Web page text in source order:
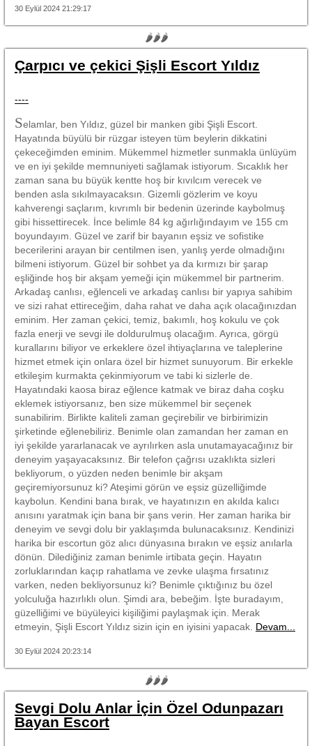
30 Eylül 2024 21:29:17
🌶🌶🌶
Çarpıcı ve çekici Şişli Escort Yıldız
----
Selamlar, ben Yıldız, güzel bir manken gibi Şişli Escort.
Hayatında büyülü bir rüzgar isteyen tüm beylerin dikkatini
çekeceğimden eminim. Mükemmel hizmetler sunmakla ünlüyüm
ve en iyi şekilde memnuniyeti sağlamak istiyorum. Sıcaklık her
zaman sana bu büyük kentte hoş bir kıvılcım verecek ve
benden asla sıkılmayacaksın. Gizemli gözlerim ve koyu
kahverengi saçlarım, kıvrımlı bir bedenin üzerinde kaybolmuş
gibi hissettirecek. İnce belimle 84 kg ağırlığındayım ve 155 cm
boyundayım. Güzel ve zarif bir bayanın eşsiz ve sofistike
becerilerini arayan bir centilmen isen, yanlış yerde olmadığını
bilmeni istiyorum. Güzel bir sohbet ya da kırmızı bir şarap
eşliğinde hoş bir akşam yemeği için mükemmel bir partnerim.
Arkadaş canlısı, eğlenceli ve arkadaş canlısı bir yapıya sahibim
ve sizi rahat ettireceğim, daha rahat ve daha açık olacağınızdan
eminim. Her zaman çekici, temiz, bakımlı, hoş kokulu ve çok
fazla enerji ve sevgi ile doldurulmuş olacağım. Ayrıca, görgü
kurallarını biliyor ve erkeklere özel ihtiyaçlarına ve taleplerine
hizmet etmek için onlara özel bir hizmet sunuyorum. Bir erkekle
etkileşim kurmakta çekinmiyorum ve tabi ki sizlerle de.
Hayatındaki kaosa biraz eğlence katmak ve biraz daha coşku
eklemek istiyorsanız, ben size mükemmel bir seçenek
sunabilirim. Birlikte kaliteli zaman geçirebilir ve birbirimizin
şirketinde eğlenebiliriz. Benimle olan zamandan her zaman en
iyi şekilde yararlanacak ve ayrılırken asla unutamayacağınız bir
deneyim yaşayacaksınız. Bir telefon çağrısı uzaklıkta sizleri
bekliyorum, o yüzden neden benimle bir akşam
geçiremiyorsunuz ki? Ateşimi görün ve eşsiz güzelliğimde
kaybolun. Kendini bana bırak, ve hayatınızın en akılda kalıcı
anısını yaratmak için bana bir şans verin. Her zaman harika bir
deneyim ve sevgi dolu bir yaklaşımda bulunacaksınız. Kendinizi
harika bir escortun göz alıcı dünyasına bırakın ve eşsiz anılarla
dönün. Dilediğiniz zaman benimle irtibata geçin. Hayatın
zorluklarından kaçıp rahatlama ve zevke ulaşma fırsatınız
varken, neden bekliyorsunuz ki? Benimle çıktığınız bu özel
yolculuğa hazırlıklı olun. Şimdi ara, bebeğim. İşte buradayım,
güzelliğimi ve büyüleyici kişiliğimi paylaşmak için. Merak
etmeyin, Şişli Escort Yıldız sizin için en iyisini yapacak. Devam...
30 Eylül 2024 20:23:14
🌶🌶🌶
Sevgi Dolu Anlar İçin Özel Odunpazarı
Bayan Escort